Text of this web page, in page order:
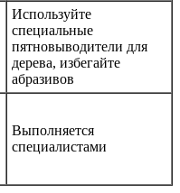
Используйте
специальные
пятновыводители для
дерева, избегайте
абразивов
Выполняется
специалистами